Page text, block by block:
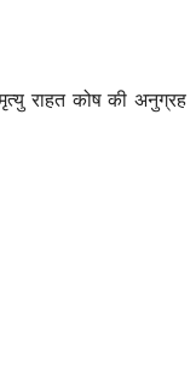
राहत कोष की अनुग्रह